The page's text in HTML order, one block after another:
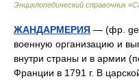
Энциклопедический справочник
ЖАНДАРМЕРИЯ — (фр.
военную организацию и
внутри страны и в армии
Франции в 1791 г. В